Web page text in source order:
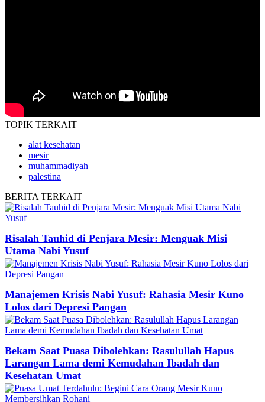
TOPIK TERKAIT
alat kesehatan
mesir
muhammadiyah
palestina
BERITA TERKAIT
Risalah Tauhid di Penjara Mesir: Menguak Misi
Utama Nabi Yusuf
Manajemen Krisis Nabi Yusuf: Rahasia Mesir Kuno
Lolos dari Depresi Pangan
Bekam Saat Puasa Dibolehkan: Rasulullah Hapus
Larangan Lama demi Kemudahan Ibadah dan
Kesehatan Umat